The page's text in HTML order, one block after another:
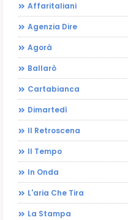
Affaritaliani
Agenzia Dire
Agorà
Ballarò
Cartabianca
Dimartedì
Il Retroscena
Il Tempo
In Onda
L'aria Che Tira
La Stampa